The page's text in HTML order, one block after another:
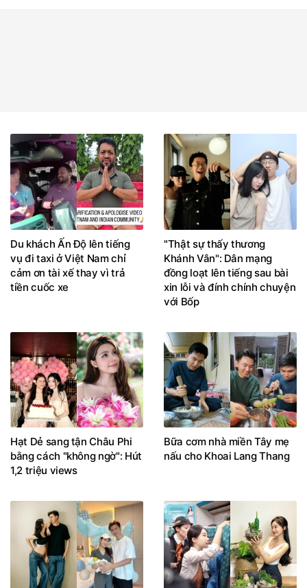
Du khách Ấn Độ lên tiếng
vụ đi taxi ở Việt Nam chỉ
cảm ơn tài xế thay vì trả
tiền cuốc xe
"Thật sự thấy thương
Khánh Vân": Dân mạng
đồng loạt lên tiếng sau bài
xin lỗi và đính chính chuyện
với Bốp
Hạt Dẻ sang tận Châu Phi
bằng cách "không ngờ": Hút
1,2 triệu views
Bữa cơm nhà miền Tây mẹ
nấu cho Khoai Lang Thang